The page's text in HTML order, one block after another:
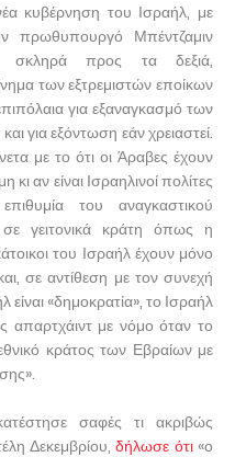
κυβέρνηση του Ισραήλ, με
πρωθυπουργό Μπέντζαμιν
σκληρά προς τα δεξιά,
των εξτρεμιστών εποίκων
για εξαναγκασμό των
για εξόντωση εάν χρειαστεί.
με το ότι οι Άραβες έχουν
κι αν είναι Ισραηλινοί πολίτες
του αναγκαστικού
γειτονικά κράτη όπως η
του Ισραήλ έχουν μόνο
σε αντίθεση με τον συνεχή
«δημοκρατία», το Ισραήλ
απαρτχάιντ με νόμο όταν το
κράτος των Εβραίων με
σαφές τι ακριβώς
Δεκεμβρίου,δήλωσε ότι«ο